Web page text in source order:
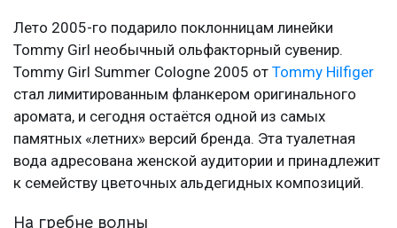
Лето 2005-го подарило поклонницам линейки
Tommy Girl необычный ольфакторный сувенир.
Tommy Girl Summer Cologne 2005 от Tommy Hilfiger
стал лимитированным фланкером оригинального
аромата, и сегодня остаётся одной из самых
памятных «летних» версий бренда. Эта туалетная
вода адресована женской аудитории и принадлежит
к семейству цветочных альдегидных композиций.
На гребне волны